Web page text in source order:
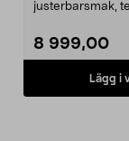
justerbarsmak,
8 999,00
Lägg i